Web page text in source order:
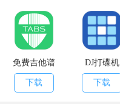
免费吉他谱
下载
DJ打碟机
下载